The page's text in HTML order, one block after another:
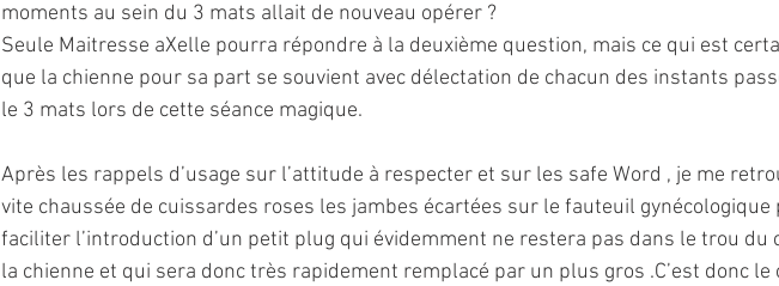
moments au sein du 3 mats allait de nouveau opérer ?
Seule Maitresse aXelle pourra répondre à la deuxième question, mais ce qui est
que la chienne pour sa part se souvient avec délectation de chacun des instants
le 3 mats lors de cette séance magique.
Après les rappels d’usage sur l’attitude à respecter et sur les safe Word , je me
vite chaussée de cuissardes roses les jambes écartées sur le fauteuil gynécologique
faciliter l’introduction d’un petit plug qui évidemment ne restera pas dans le trou du
la chienne et qui sera donc très rapidement remplacé par un plus gros .C’est donc le